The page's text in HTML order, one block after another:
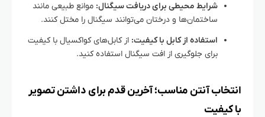
شرایط محیطی برای دریافت سیگنال: موانع طبیعی مانند
ساختمان‌ها و درختان می‌توانند سیگنال را مختل کنند.
استفاده از کابل با کیفیت: از کابل‌های کواکسیال با کیفیت
برای جلوگیری از افت سیگنال استفاده کنید.
انتخاب آنتن مناسب؛ آخرین قدم برای داشتن تصویر
با کیفیت